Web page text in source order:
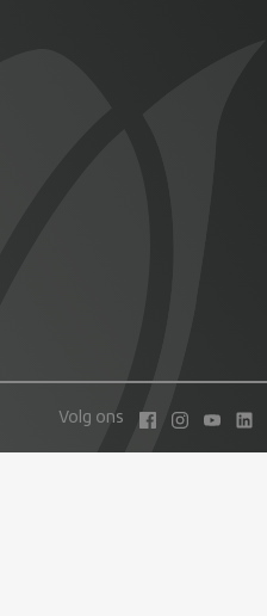
Volg ons